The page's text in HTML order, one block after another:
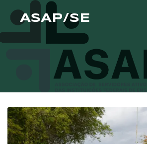
ASAP/SE